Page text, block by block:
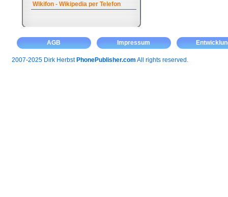
Wikifon - Wikipedia per Telefon
AGB Impressum
2007-2025 Dirk Herbst PhonePublisher.com All rights reserved.